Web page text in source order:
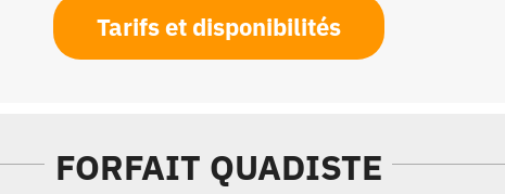
Tarifs et disponibilités
FORFAIT QUADISTE